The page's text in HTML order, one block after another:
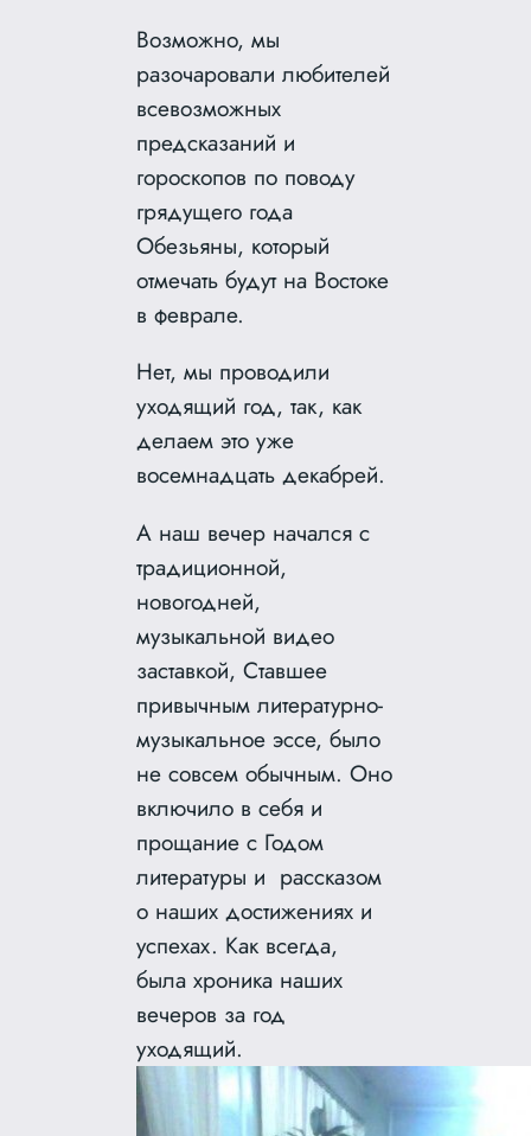
Возможно, мы
разочаровали любителей
всевозможных
предсказаний и
гороскопов по поводу
грядущего года
Обезьяны, который
отмечать будут на Востоке
в феврале.
Нет, мы проводили
уходящий год, так, как
делаем это уже
восемнадцать декабрей.
А наш вечер начался с
традиционной,
новогодней,
музыкальной видео
заставкой, Ставшее
привычным литературно-
музыкальное эссе, было
не совсем обычным. Оно
включило в себя и
прощание с Годом
литературы и рассказом
о наших достижениях и
успехах. Как всегда,
была хроника наших
вечеров за год
уходящий.